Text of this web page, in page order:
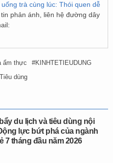
trà cùng lúc: Thói quen dễ
phản ánh, liên hệ đường dây
ẩm thực
KINHTETIEUDUNG
dùng
du lịch và tiêu dùng nội
lực bứt phá của ngành
7 tháng đầu năm 2026